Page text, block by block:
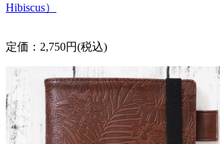
Hibiscus）
定価：2,750円(税込)